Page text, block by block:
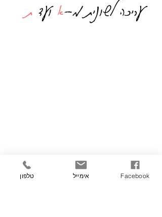
עריכה לשונית מ-אועד ת
טלפון אימייל Facebook